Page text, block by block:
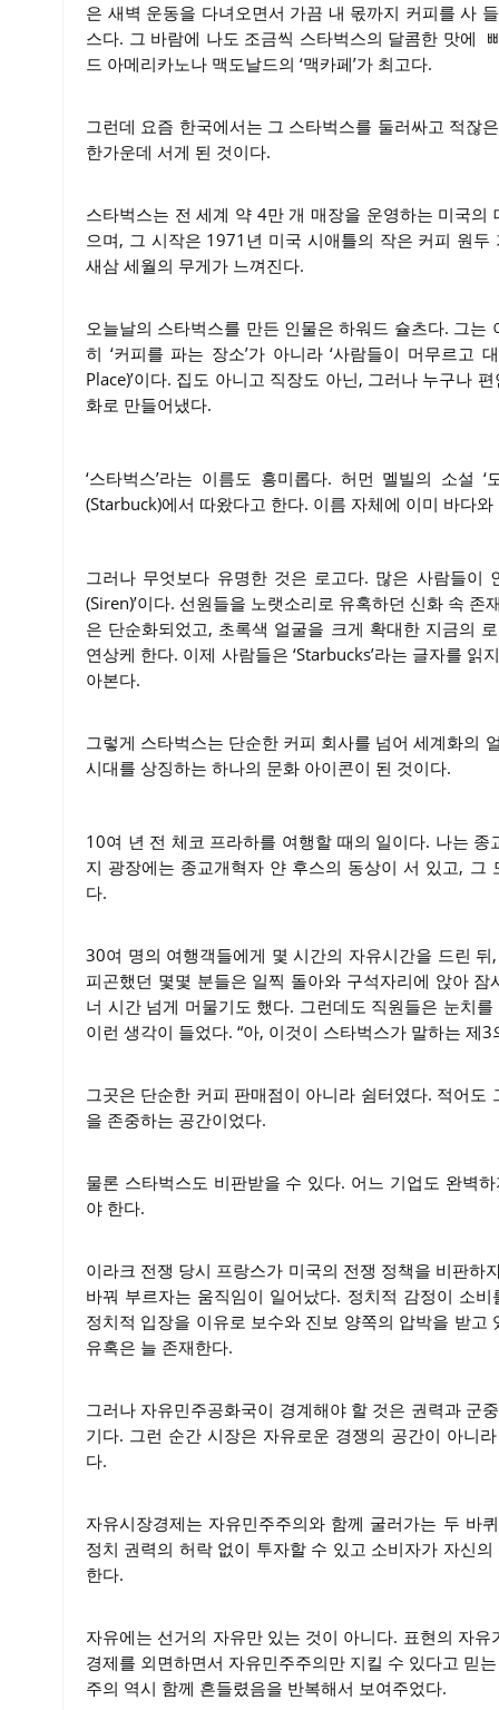
은 새벽 운동을 다녀오면서 가끔 내 몫까지 커피를 사
스다. 그 바람에 나도 조금씩 스타벅스의 달콤한 맛에
드 아메리카노나 맥도날드의 ‘맥카페’가 최고다.
그런데 요즘 한국에서는 그 스타벅스를 둘러싸고 적잖
한가운데 서게 된 것이다.
스타벅스는 전 세계 약 4만 개 매장을 운영하는 미국
으며, 그 시작은 1971년 미국 시애틀의 작은 커피 원
새삼 세월의 무게가 느껴진다.
오늘날의 스타벅스를 만든 인물은 하워드 슐츠다. 그
히 ‘커피를 파는 장소’가 아니라 ‘사람들이 머무르고
Place)’이다. 집도 아니고 직장도 아닌, 그러나 누구나
화로 만들어냈다.
‘스타벅스’라는 이름도 흥미롭다. 허먼 멜빌의 소설
(Starbuck)에서 따왔다고 한다. 이름 자체에 이미 바다
그러나 무엇보다 유명한 것은 로고다. 많은 사람들이
(Siren)’이다. 선원들을 노랫소리로 유혹하던 신화 속
은 단순화되었고, 초록색 얼굴을 크게 확대한 지금의
연상케 한다. 이제 사람들은 ‘Starbucks’라는 글자를
아본다.
그렇게 스타벅스는 단순한 커피 회사를 넘어 세계화의
시대를 상징하는 하나의 문화 아이콘이 된 것이다.
10여 년 전 체코 프라하를 여행할 때의 일이다. 나는
지 광장에는 종교개혁자 얀 후스의 동상이 서 있고,
다.
30여 명의 여행객들에게 몇 시간의 자유시간을 드린
피곤했던 몇몇 분들은 일찍 돌아와 구석자리에 앉아
너 시간 넘게 머물기도 했다. 그런데도 직원들은 눈치
이런 생각이 들었다. “아, 이것이 스타벅스가 말하는 제3
그곳은 단순한 커피 판매점이 아니라 쉼터였다. 적어
을 존중하는 공간이었다.
물론 스타벅스도 비판받을 수 있다. 어느 기업도 완벽
야 한다.
이라크 전쟁 당시 프랑스가 미국의 전쟁 정책을 비판하
바꿔 부르자는 움직임이 일어났다. 정치적 감정이 소
정치적 입장을 이유로 보수와 진보 양쪽의 압박을 받
유혹은 늘 존재한다.
그러나 자유민주공화국이 경계해야 할 것은 권력과 군
기다. 그런 순간 시장은 자유로운 경쟁의 공간이 아니
다.
자유시장경제는 자유민주주의와 함께 굴러가는 두 바
정치 권력의 허락 없이 투자할 수 있고 소비자가 자신
한다.
자유에는 선거의 자유만 있는 것이 아니다. 표현의 자
경제를 외면하면서 자유민주주의만 지킬 수 있다고 믿
주의 역시 함께 흔들렸음을 반복해서 보여주었다.